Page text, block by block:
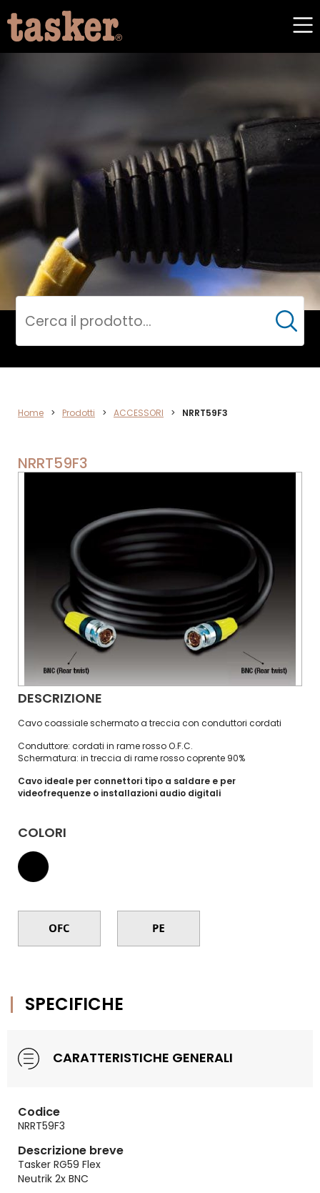
ACCESSORI
Cerca
Home > Prodotti > ACCESSORI > NRRT59F3
NRRT59F3
DESCRIZIONE
Cavo coassiale schermato a treccia con conduttori cordati
Conduttore: cordati in rame rosso O.F.C.
Schermatura: in treccia di rame rosso coprente 90%
Cavo ideale per connettori tipo a saldare e per
videofrequenze o installazioni audio digitali
COLORI
SPECIFICHE
CARATTERISTICHE GENERALI
Codice
NRRT59F3
Descrizione breve
Tasker RG59 Flex
Neutrik 2x BNC